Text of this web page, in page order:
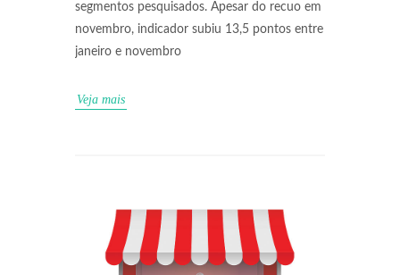
segmentos pesquisados. Apesar do recuo em
novembro, indicador subiu 13,5 pontos entre
janeiro e novembro
Veja mais